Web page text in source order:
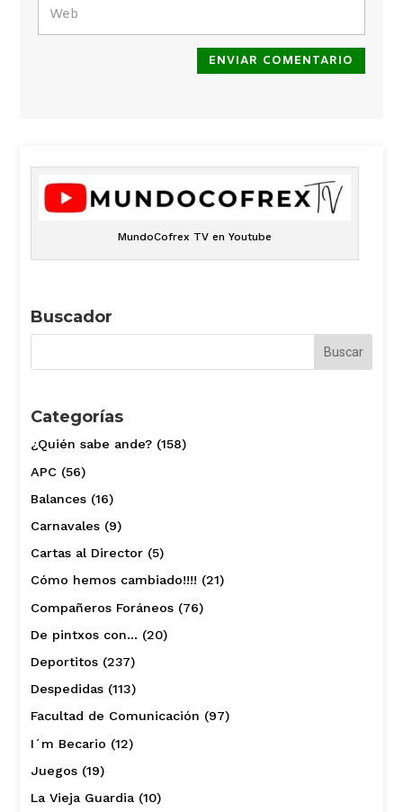
ENVIAR COMENTARIO
MundoCofrex TV en Youtube
Buscador
Categorías
¿Quién sabe ande?(158)
APC(56)
Balances(16)
Carnavales(9)
Cartas al Director(5)
Cómo hemos cambiado!!!! (21)
Compañeros Foráneos(76)
De pintxos con… (20)
Deportitos(237)
Despedidas(113)
Facultad de Comunicación (97)
I´m Becario (12)
Juegos(19)
La Vieja Guardia(10)